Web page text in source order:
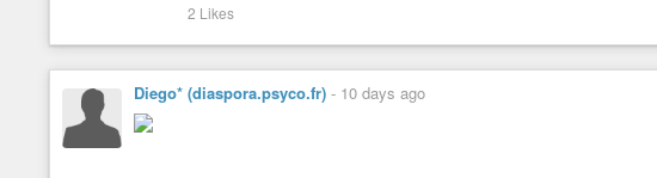
2 Likes
Diego* (diaspora.psyco.fr) - 10 days ago